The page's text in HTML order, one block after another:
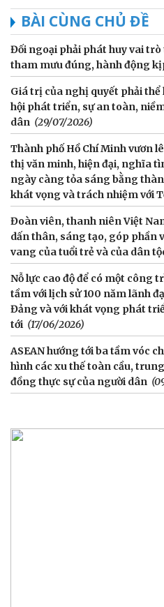
BÀI CÙNG CHỦ ĐỀ
Đối ngoại phải phát huy vai
tham mưu đúng, hành động
Giá trị của nghị quyết phải thể
hội phát triển, sự an toàn,
dân (29/07/2026)
Thành phố Hồ Chí Minh vươn
thị văn minh, hiện đại, nghĩa
ngày càng tỏa sáng bằng
khát vọng và trách nhiệm với
Đoàn viên, thanh niên Việt
dấn thân, sáng tạo, góp phần
vang của tuổi trẻ và của dân
Nỗ lực cao độ để có một công
tầm với lịch sử 100 năm lãnh
Đảng và với khát vọng phát
tới (17/06/2026)
ASEAN hướng tới ba tầm vóc
hình các xu thế toàn cầu,
đồng thực sự của người dân